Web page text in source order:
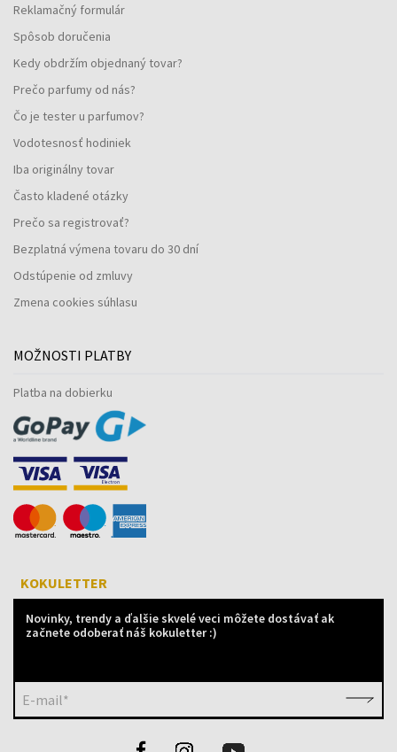
Reklamačný formulár
Spôsob doručenia
Kedy obdržím objednaný tovar?
Prečo parfumy od nás?
Čo je tester u parfumov?
Vodotesnosť hodiniek
Iba originálny tovar
Často kladené otázky
Prečo sa registrovať?
Bezplatná výmena tovaru do 30 dní
Odstúpenie od zmluvy
Zmena cookies súhlasu
MOŽNOSTI PLATBY
Platba na dobierku
KOKULETTER
Novinky, trendy a ďalšie skvelé veci môžete dostávať ak
začnete odoberať náš kokuletter :)
E-mail*